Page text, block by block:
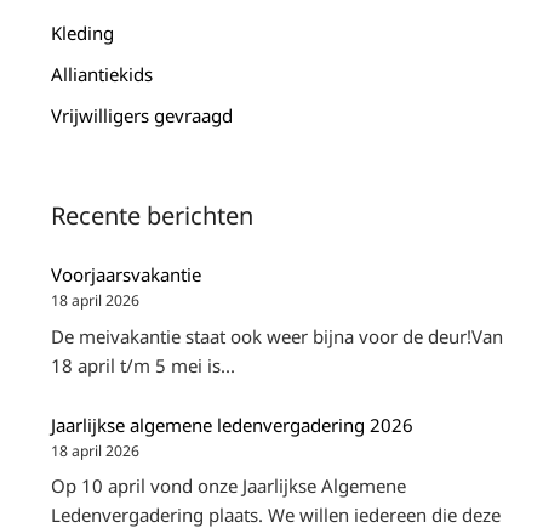
Kleding
Alliantiekids
Vrijwilligers gevraagd
Recente berichten
Voorjaarsvakantie
18 april 2026
De meivakantie staat ook weer bijna voor de deur!Van
18 april t/m 5 mei is...
Jaarlijkse algemene ledenvergadering 2026
18 april 2026
Op 10 april vond onze Jaarlijkse Algemene
Ledenvergadering plaats. We willen iedereen die deze